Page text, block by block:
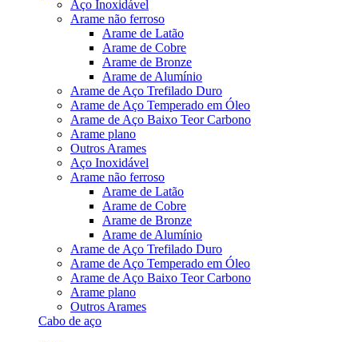
Aço Inoxidável
Arame não ferroso
Arame de Latão
Arame de Cobre
Arame de Bronze
Arame de Alumínio
Arame de Aço Trefilado Duro
Arame de Aço Temperado em Óleo
Arame de Aço Baixo Teor Carbono
Arame plano
Outros Arames
Aço Inoxidável
Arame não ferroso
Arame de Latão
Arame de Cobre
Arame de Bronze
Arame de Alumínio
Arame de Aço Trefilado Duro
Arame de Aço Temperado em Óleo
Arame de Aço Baixo Teor Carbono
Arame plano
Outros Arames
Cabo de aço